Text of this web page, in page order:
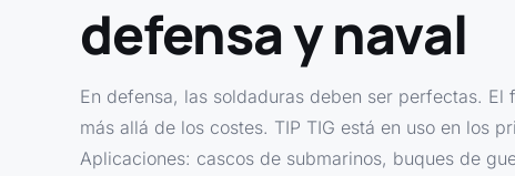
defensa y naval
En defensa, las soldaduras deben ser perfectas.
más allá de los costes. TIP TIG está en uso en los
Aplicaciones: cascos de submarinos, buques de